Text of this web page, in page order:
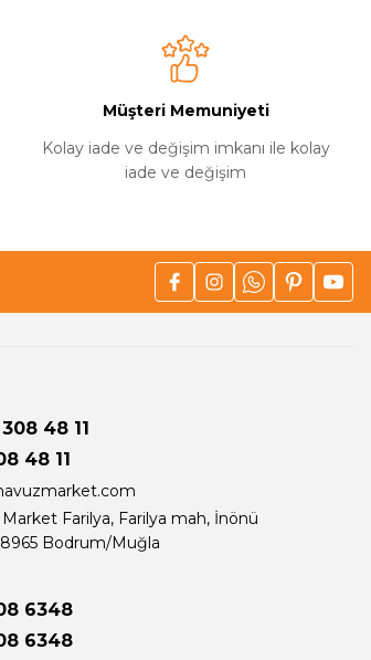
Müşteri Memuniyeti
Kolay iade ve değişim imkanı ile kolay
iade ve değişim
48 11
48 11
Farilya, Farilya mah, İnönü
Bodrum/Muğla
6348
6348